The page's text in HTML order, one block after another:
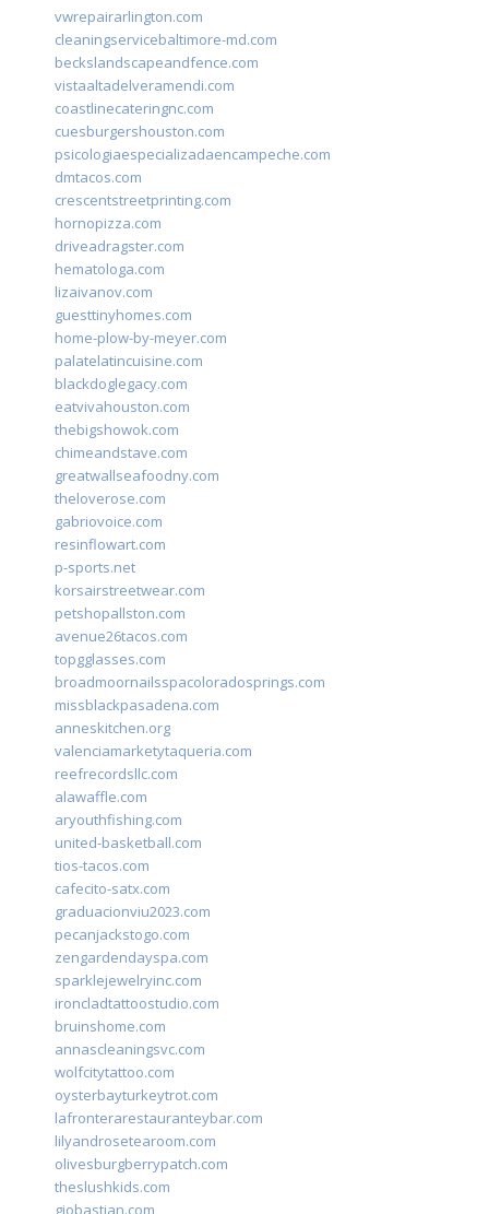
vwrepairarlington.com
cleaningservicebaltimore-md.com
beckslandscapeandfence.com
vistaaltadelveramendi.com
coastlinecateringnc.com
cuesburgershouston.com
psicologiaespecializadaencampeche.com
dmtacos.com
crescentstreetprinting.com
hornopizza.com
driveadragster.com
hematologa.com
lizaivanov.com
guesttinyhomes.com
home-plow-by-meyer.com
palatelatincuisine.com
blackdoglegacy.com
eatvivahouston.com
thebigshowok.com
chimeandstave.com
greatwallseafoodny.com
theloverose.com
gabriovoice.com
resinflowart.com
p-sports.net
korsairstreetwear.com
petshopallston.com
avenue26tacos.com
topgglasses.com
broadmoornailsspacoloradosprings.com
missblackpasadena.com
anneskitchen.org
valenciamarketytaqueria.com
reefrecordsllc.com
alawaffle.com
aryouthfishing.com
united-basketball.com
tios-tacos.com
cafecito-satx.com
graduacionviu2023.com
pecanjackstogo.com
zengardendayspa.com
sparklejewelryinc.com
ironcladtattoostudio.com
bruinshome.com
annascleaningsvc.com
wolfcitytattoo.com
oysterbayturkeytrot.com
lafronterarestauranteybar.com
lilyandrosetearoom.com
olivesburgberrypatch.com
theslushkids.com
giobastian.com